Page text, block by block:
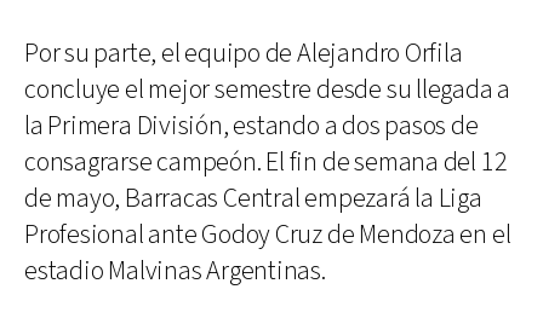
Por su parte, el equipo de Alejandro Orfila
concluye el mejor semestre desde su llegada a
la Primera División, estando a dos pasos de
consagrarse campeón. El fin de semana del 12
de mayo, Barracas Central empezará la Liga
Profesional ante Godoy Cruz de Mendoza en el
estadio Malvinas Argentinas.